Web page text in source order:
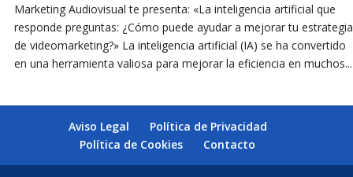
Marketing Audiovisual te presenta: «La inteligencia artificial que
responde preguntas: ¿Cómo puede ayudar a mejorar tu estrategia
de videomarketing?» La inteligencia artificial (IA) se ha convertido
en una herramienta valiosa para mejorar la eficiencia en muchos...
Aviso Legal
Política de Privacidad
Política de Cookies
Contacto